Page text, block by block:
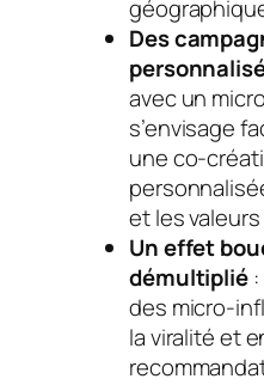
Des
avec un
s’envisage
une co-
et les
Un effet
démultiplié:
des micro-
la viralité et